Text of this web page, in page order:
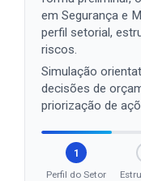
em Segurança e
perfil setorial,
riscos.
Simulação
decisões de
priorização de
1
Perfil do Setor